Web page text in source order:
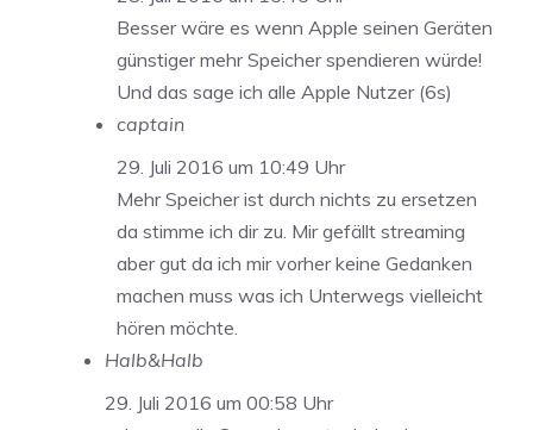
Besser wäre es wenn Apple seinen Geräten
günstiger mehr Speicher spendieren würde!
Und das sage ich alle Apple Nutzer (6s)
captain
29. Juli 2016 um 10:49 Uhr
Mehr Speicher ist durch nichts zu ersetzen
da stimme ich dir zu. Mir gefällt streaming
aber gut da ich mir vorher keine Gedanken
machen muss was ich Unterwegs vielleicht
hören möchte.
Halb&Halb
29. Juli 2016 um 00:58 Uhr